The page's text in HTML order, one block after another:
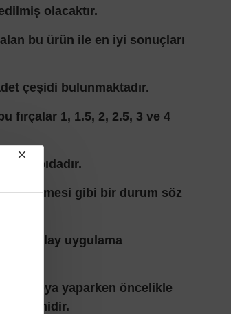
olacaktır.
bu ürün ile en iyi sonuçları
çeşidi bulunmaktadır.
fırçalar 1, 1.5, 2, 2.5, 3 ve 4
yapıdadır.
dökülmesi gibi bir durum söz
kolay uygulama
boya yaparken öncelikle
seçimidir.